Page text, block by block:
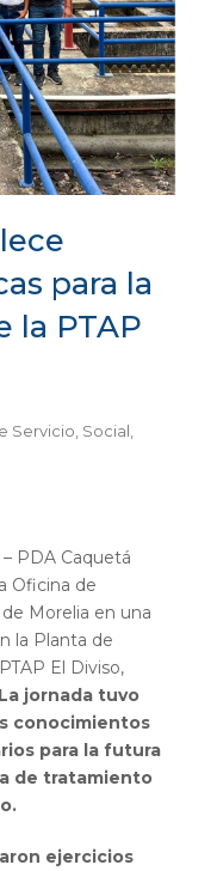
para la
la PTAP
Servicio Social
PDA Caquetá
Oficina de
Morelia en una
la Planta de
El Diviso,
La jornada tuvo
conocimientos
para la futura
de tratamiento
ejercicios